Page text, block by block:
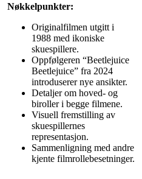
Nøkkelpunkter:
Originalfilmen utgitt i
1988 med ikoniske
skuespillere.
Oppfølgeren “Beetlejuice
Beetlejuice” fra 2024
introduserer nye ansikter.
Detaljer om hoved- og
biroller i begge filmene.
Visuell fremstilling av
skuespillernes
representasjon.
Sammenligning med andre
kjente filmrollebesetninger.